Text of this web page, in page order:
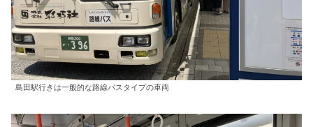
島田駅行きは一般的な路線バスタイプの車両